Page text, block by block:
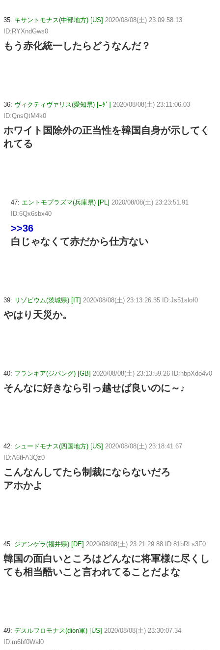
35: キサントモナス(中部地方) [US] 2020/08/08(土) 23:09:58.13
ID:RYXndGws0
もう赤化統一したらどうなんだ？
36: ヴィクティヴァリス(愛知県) [ﾆﾀﾞ] 2020/08/08(土) 23:11:06.03
ID:QnsQtM4k0
ホワイト国除外の正当性を韓国自身が示してく
れてる
47: エントモプラズマ(兵庫県) [PL] 2020/08/08(土) 23:23:51.91
ID:6Qx6sbx40
>>36
白じゃなくて赤だから仕方ない
39: リゾビウム(茨城県) [IT] 2020/08/08(土) 23:13:26.35 ID:Js51slof0
やはり天災か。
40: フランキア(ジパング) [GB] 2020/08/08(土) 23:13:59.26 ID:hbpXdo4v0
そんなに好きなら引っ越せば良いのに～♪
42: シュードモナス(四国地方) [US] 2020/08/08(土) 23:18:41.67
ID:A6tFA3Qz0
こんなんしてたら制裁にならないだろ
アホかよ
45: ジアンゲラ(福井県) [DE] 2020/08/08(土) 23:21:29.88 ID:81bRLs3F0
韓国の面白いところはどんなに将軍様に尽くし
ても相当酷いこと言われてることだよな
49: デスルフロモナス(dion軍) [US] 2020/08/08(土) 23:30:07.34
ID:m6bf0Wal0